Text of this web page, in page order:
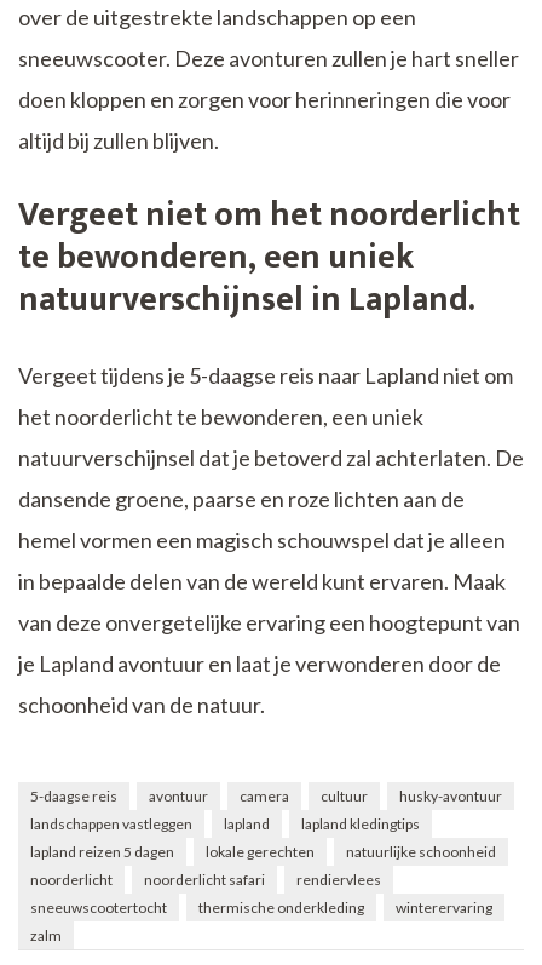
over de uitgestrekte landschappen op een
sneeuwscooter. Deze avonturen zullen je hart sneller
doen kloppen en zorgen voor herinneringen die voor
altijd bij zullen blijven.
Vergeet niet om het noorderlicht
te bewonderen, een uniek
natuurverschijnsel in Lapland.
Vergeet tijdens je 5-daagse reis naar Lapland niet om
het noorderlicht te bewonderen, een uniek
natuurverschijnsel dat je betoverd zal achterlaten. De
dansende groene, paarse en roze lichten aan de
hemel vormen een magisch schouwspel dat je alleen
in bepaalde delen van de wereld kunt ervaren. Maak
van deze onvergetelijke ervaring een hoogtepunt van
je Lapland avontuur en laat je verwonderen door de
schoonheid van de natuur.
5-daagse reis avontuur camera cultuur
husky-avontuur
landschappen vastleggen
lapland
lapland kledingtips
lapland reizen 5 dagen
lokale gerechten
natuurlijke schoonheid
noorderlicht
noorderlicht safari
rendiervlees
sneeuwscootertocht
thermische onderkleding
winterervaring
zalm